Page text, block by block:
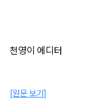
천영이 에디터
[원문 보기]